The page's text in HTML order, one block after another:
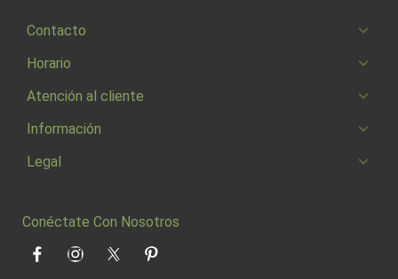
Contacto
Horario
Atención al cliente
Información
Legal
Conéctate Con Nosotros
FacebookInstagramTwitter Pinterest